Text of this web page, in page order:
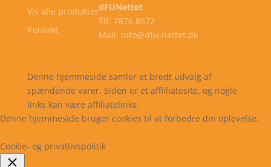
Vis alle produkter
Kontakt
dFUNettet
Tlf: 7876 8672
Mail: info@dfu-nettet.dk
Denne hjemmeside samler et bredt udvalg af
spændende varer. Siden er et affiiliatesite, og nogle
links kan være affiliatelinks.
Denne hjemmeside bruger cookies til at forbedre din oplevelse.
Cookie- og privatlivspolitik